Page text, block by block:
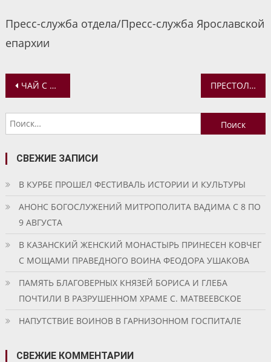
Пресс-служба отдела/Пресс-служба Ярославской
епархии
Навигация
по
записям
ЧАЙ С ДОБРОВОЛЬЦАМИ ПРЕСТОЛЬНЫЙ ПРАЗДНИК ХРАМА В ПЕРИНАТАЛЬНОМ ЦЕНТРЕ
Найти:
СВЕЖИЕ ЗАПИСИ
В КУРБЕ ПРОШЕЛ ФЕСТИВАЛЬ ИСТОРИИ И КУЛЬТУРЫ
АНОНС БОГОСЛУЖЕНИЙ МИТРОПОЛИТА ВАДИМА С 8 ПО
9 АВГУСТА
В КАЗАНСКИЙ ЖЕНСКИЙ МОНАСТЫРЬ ПРИНЕСЕН КОВЧЕГ
С МОЩАМИ ПРАВЕДНОГО ВОИНА ФЕОДОРА УШАКОВА
ПАМЯТЬ БЛАГОВЕРНЫХ КНЯЗЕЙ БОРИСА И ГЛЕБА
ПОЧТИЛИ В РАЗРУШЕННОМ ХРАМЕ С. МАТВЕЕВСКОЕ
НАПУТСТВИЕ ВОИНОВ В ГАРНИЗОННОМ ГОСПИТАЛЕ
СВЕЖИЕ КОММЕНТАРИИ